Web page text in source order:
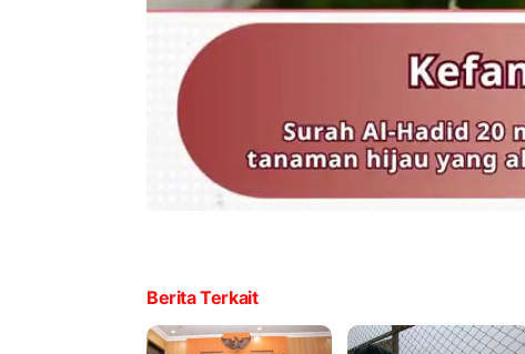
Berita Terkait